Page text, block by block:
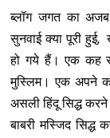
ब्लॉग जगत का अजब
सुनवाई क्या पूरी
हो गये हैं। एक कह
मुस्लिम। एक अपने
असली हिंदू सिद्ध करने
बाबरी मस्जिद